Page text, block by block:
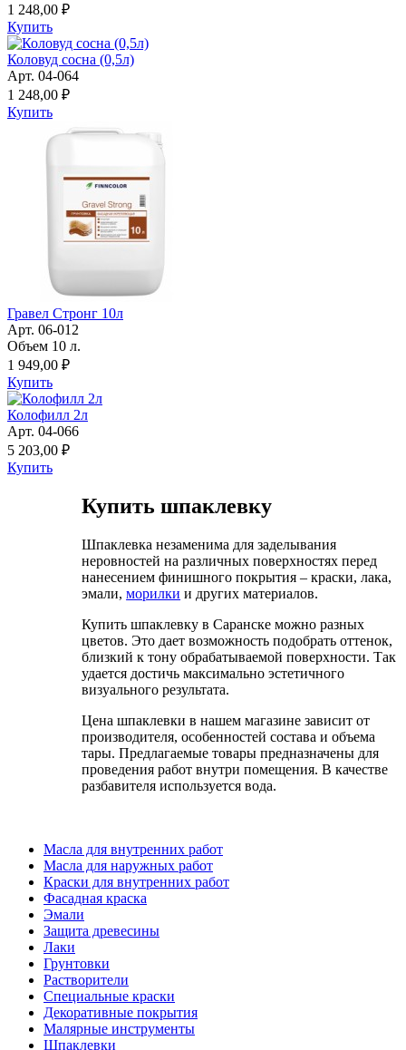
1 248,00 ₽
Купить
Коловуд сосна (0,5л)
Арт. 04-064
1 248,00 ₽
Купить
Гравел Стронг 10л
Арт. 06-012
Объем 10 л.
1 949,00 ₽
Купить
Колофилл 2л
Арт. 04-066
5 203,00 ₽
Купить
Купить шпаклевку
Шпаклевка незаменима для заделывания
неровностей на различных поверхностях перед
нанесением финишного покрытия – краски, лака,
эмали,морилки и других материалов.
Купить шпаклевку в Саранске можно разных
цветов. Это дает возможность подобрать оттенок,
близкий к тону обрабатываемой поверхности. Так
удается достичь максимально эстетичного
визуального результата.
Цена шпаклевки в нашем магазине зависит от
производителя, особенностей состава и объема
тары. Предлагаемые товары предназначены для
проведения работ внутри помещения. В качестве
разбавителя используется вода.
Масла для внутренних работ
Масла для наружных работ
Краски для внутренних работ
Фасадная краска
Эмали
Защита древесины
Лаки
Грунтовки
Растворители
Специальные краски
Декоративные покрытия
Малярные инструменты
Шпаклевки